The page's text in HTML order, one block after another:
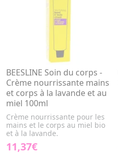
BEESLINE Soin du corps -
Crème nourrissante mains
et corps à la lavande et au
miel 100ml
Crème nourrissante pour les
mains et le corps au miel bio
et à la lavande.
11,37€